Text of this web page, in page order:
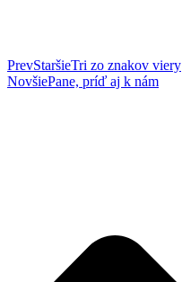
PrevStaršieTri zo znakov viery
NovšiePane, príď aj k nám